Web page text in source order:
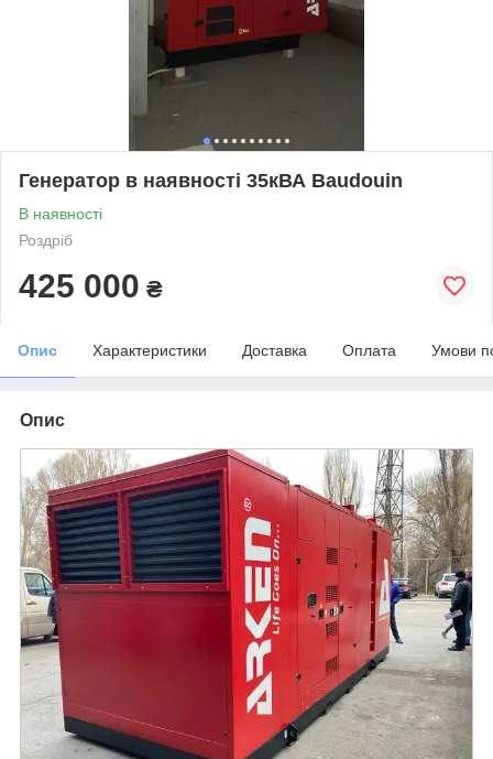
Генератор в наявності 35кВА Baudouin
В наявності
Роздріб
425 000 ₴
Опис Характеристики Доставка Оплата Умови
Опис